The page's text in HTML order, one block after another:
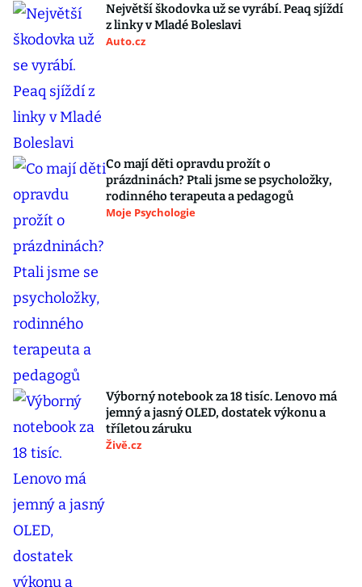
Největší škodovka už se vyrábí. Peaq sjíždí
z linky v Mladé Boleslavi
Auto.cz
Co mají děti opravdu prožít o
prázdninách? Ptali jsme se psycholožky,
rodinného terapeuta a pedagogů
Moje Psychologie
Výborný notebook za 18 tisíc. Lenovo má
jemný a jasný OLED, dostatek výkonu a
tříletou záruku
Živě.cz